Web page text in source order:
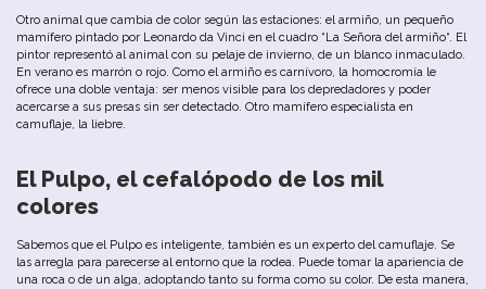
Otro animal que cambia de color según las estaciones: el armiño, un pequeño
mamífero pintado por Leonardo da Vinci en el cuadro “La Señora del armiño“. El
pintor representó al animal con su pelaje de invierno, de un blanco inmaculado.
En verano es marrón o rojo. Como el armiño es carnívoro, la homocromía le
ofrece una doble ventaja: ser menos visible para los depredadores y poder
acercarse a sus presas sin ser detectado. Otro mamífero especialista en
camuflaje, la liebre.
El Pulpo, el cefalópodo de los mil
colores
Sabemos que el Pulpo es inteligente, también es un experto del camuflaje. Se
las arregla para parecerse al entorno que la rodea. Puede tomar la apariencia de
una roca o de un alga, adoptando tanto su forma como su color. De esta manera,